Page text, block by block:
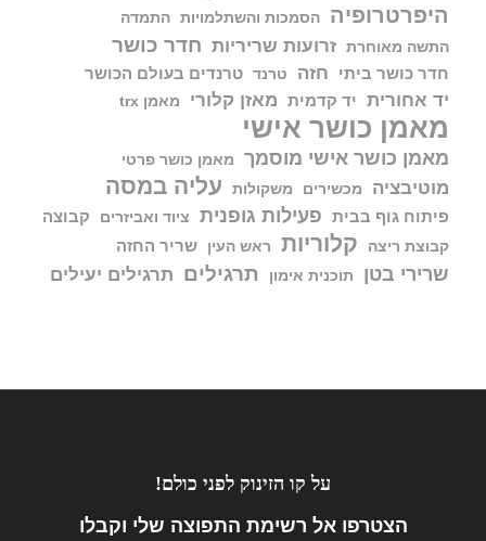
היפרטרופיה
הסמכות והשתלמויות
התמדה
התשה מאוחרת
זרועות שריריות חדר כושר
חדר כושר ביתי חזה טרנד טרנדים בעולם הכושר
יד אחורית יד קדמית מאזן קלורי מאמן trx
מאמן כושר אישי
מאמן כושר אישי מוסמך מאמן כושר פרטי
מוטיבציה מכשירים משקולות עליה במסה
פיתוח גוף בבית פעילות גופנית ציוד ואביזרים קבוצה
קבוצת ריצה קלוריות ראש העין שריר החזה
שרירי בטן תוכנית אימון תרגילים תרגילים יעילים
על קו הזינוק לפני כולם!
הצטרפו אל רשימת התפוצה שלי וקבלו